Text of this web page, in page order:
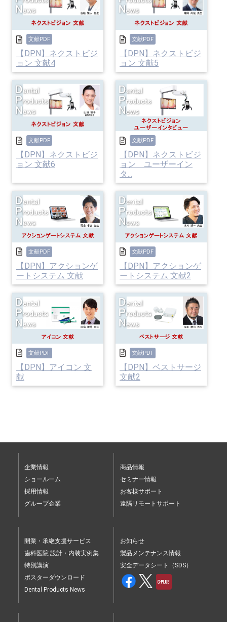
文献PDF
【DPN】ネクストビジ
ョン 文献4
文献PDF
【DPN】ネクストビジ
ョン 文献5
文献PDF
【DPN】ネクストビジ
ョン 文献6
文献PDF
【DPN】ネクストビジ
ョン ユーザーイン
タ...
文献PDF
【DPN】アクションゲ
ートシステム 文献
文献PDF
【DPN】アクションゲ
ートシステム 文献2
文献PDF
【DPN】アイコン 文
献
文献PDF
【DPN】ベストサージ
文献2
企業情報
ショールーム
採用情報
グループ企業
商品情報
セミナー情報
お客様サポート
遠隔リモートサポート
開業・承継支援サービス
歯科医院 設計・内装実例集
特別講演
ポスターダウンロード
Dental Products News
お知らせ
製品メンテナンス情報
安全データシート（SDS）